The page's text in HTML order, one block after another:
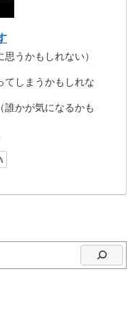
うかもしれない）
てしまうかもしれな
誰かが気になるかも